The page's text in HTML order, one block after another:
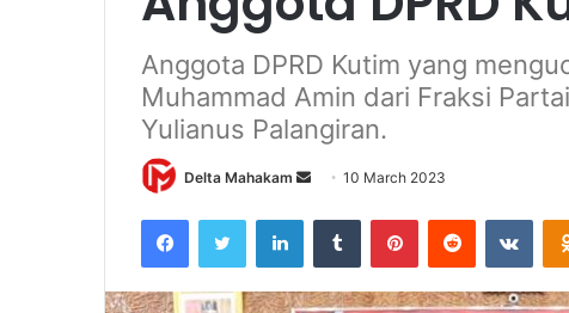
Anggota DPRD Kutim yang
Muhammad Amin dari Fraksi
Yulianus Palangiran.
Delta Mahakam
d
a
10 March 2023